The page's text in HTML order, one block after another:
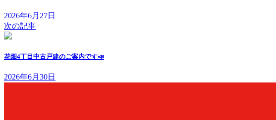
2026年6月27日
次の記事
花畑4丁目中古戸建のご案内です📣
2026年6月30日